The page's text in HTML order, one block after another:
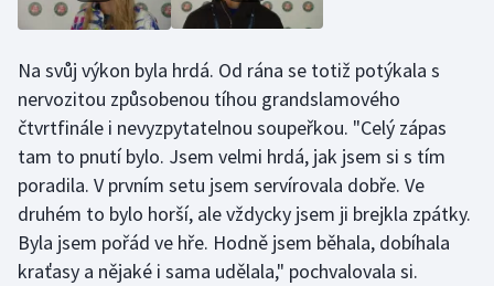
Ragby
Rychlobruslení
Rychlostní kanoistika
Short track
Sportovní střelba
Na svůj výkon byla hrdá. Od rána se totiž potýkala s
nervozitou způsobenou tíhou grandslamového
čtvrtfinále i nevyzpytatelnou soupeřkou. "Celý zápas
tam to pnutí bylo. Jsem velmi hrdá, jak jsem si s tím
poradila. V prvním setu jsem servírovala dobře. Ve
druhém to bylo horší, ale vždycky jsem ji brejkla zpátky.
Byla jsem pořád ve hře. Hodně jsem běhala, dobíhala
kraťasy a nějaké i sama udělala," pochvalovala si.